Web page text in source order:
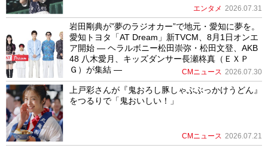
エンタメ 2026.07.31
岩田剛典が”夢のラジオカー”で地元・愛知に夢を。
愛知トヨタ「AT Dream」新TVCM、8月1日オンエ
ア開始 ― ヘラルボニー松田崇弥・松田文登、AKB
48 八木愛月、キッズダンサー長瀬柊真（ＥＸＰ
Ｇ）が集結 ―
CMニュース 2026.07.30
上戸彩さんが『鬼おろし豚しゃぶぶっかけうどん』
をつるりで「鬼おいしい！」
CMニュース 2026.07.21